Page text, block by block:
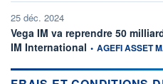
25 déc. 2024
Vega IM va reprendre 50
IM International information fournie
• AGEFI ASSET